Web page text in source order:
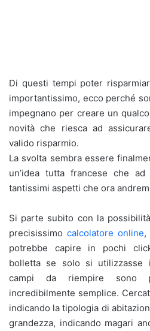
Di questi tempi poter
importantissimo, ecco perché
impegnano per creare un
novità che riesca ad
valido risparmio.
La svolta sembra essere
un’idea tutta francese che
tantissimi aspetti che ora
Si parte subito con la
precisissimo calcolatore online,
potrebbe capire in pochi
bolletta se solo si utilizzasse
campi da riempire sono
incredibilmente semplice.
indicando la tipologia di
grandezza, indicando magari